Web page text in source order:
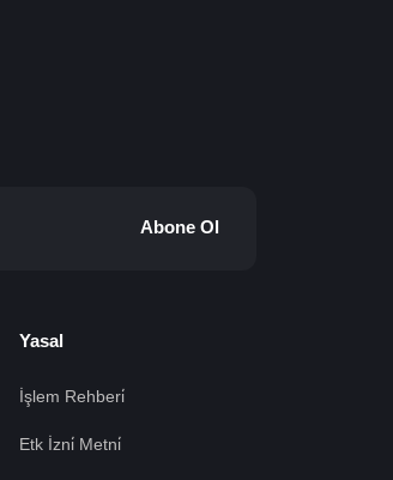
Abone Ol
Yasal
İşlem Rehberi̇
Etk İzni̇ Metni̇